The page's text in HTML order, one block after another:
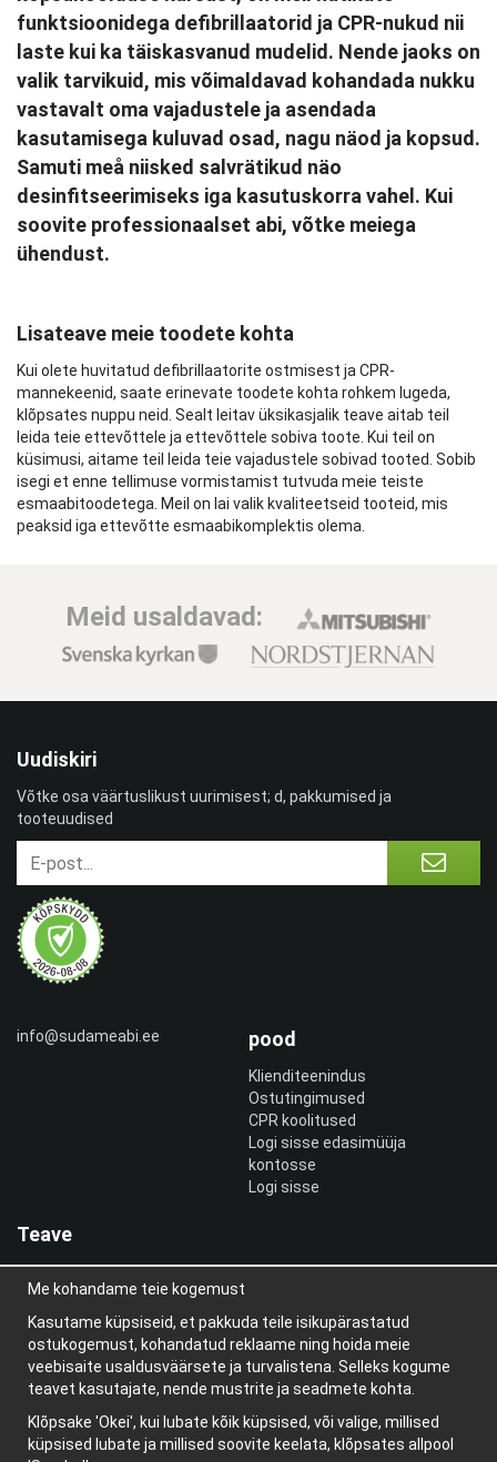
funktsioonidega defibrillaatorid ja CPR-nukud nii
laste kui ka täiskasvanud mudelid. Nende jaoks on
valik tarvikuid, mis võimaldavad kohandada nukku
vastavalt oma vajadustele ja asendada
kasutamisega kuluvad osad, nagu näod ja kopsud.
Samuti meå niisked salvrätikud näo
desinfitseerimiseks iga kasutuskorra vahel. Kui
soovite professionaalset abi, võtke meiega
ühendust.
Lisateave meie toodete kohta
Kui olete huvitatud defibrillaatorite ostmisest ja CPR-
mannekeenid, saate erinevate toodete kohta rohkem lugeda,
klõpsates nuppu neid. Sealt leitav üksikasjalik teave aitab teil
leida teie ettevõttele ja ettevõttele sobiva toote. Kui teil on
küsimusi, aitame teil leida teie vajadustele sobivad tooted. Sobib
isegi et enne tellimuse vormistamist tutvuda meie teiste
esmaabitoodetega. Meil on lai valik kvaliteetseid tooteid, mis
peaksid iga ettevõtte esmaabikomplektis olema.
Meid usaldavad:
info@sudameabi.ee pood
Klienditeenindus
Ostutingimused
CPR koolitused
Logi sisse edasimüüja
kontosse
Logi sisse
Teave
Meist
uudiskiri
Teave küpsiste kohta
Blogi
Uudiskiri
Võtke osa väärtuslikust uurimisest; d, pakkumised ja
tooteuudised
Me kohandame teie kogemust
Kasutame küpsiseid, et pakkuda teile isikupärastatud
ostukogemust, kohandatud reklaame ning hoida meie
veebisaite usaldusväärsete ja turvalistena. Selleks kogume
teavet kasutajate, nende mustrite ja seadmete kohta.
Klõpsake 'Okei', kui lubate kõik küpsised, või valige, millised
küpsised lubate ja millised soovite keelata, klõpsates allpool